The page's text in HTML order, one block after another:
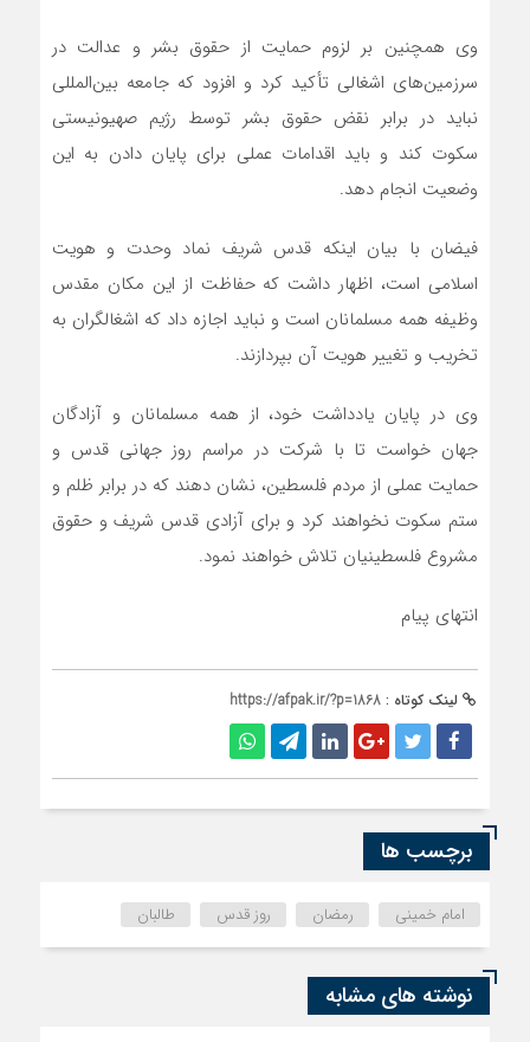
وی همچنین بر لزوم حمایت از حقوق بشر و عدالت در
سرزمین‌های اشغالی تأکید کرد و افزود که جامعه بین‌المللی
نباید در برابر نقض حقوق بشر توسط رژیم صهیونیستی
سکوت کند و باید اقدامات عملی برای پایان دادن به این
وضعیت انجام دهد.
فیضان با بیان اینکه قدس شریف نماد وحدت و هویت
اسلامی است، اظهار داشت که حفاظت از این مکان مقدس
وظیفه همه مسلمانان است و نباید اجازه داد که اشغالگران به
تخریب و تغییر هویت آن بپردازند.
وی در پایان یادداشت خود، از همه مسلمانان و آزادگان
جهان خواست تا با شرکت در مراسم روز جهانی قدس و
حمایت عملی از مردم فلسطین، نشان دهند که در برابر ظلم و
ستم سکوت نخواهند کرد و برای آزادی قدس شریف و حقوق
مشروع فلسطینیان تلاش خواهند نمود.
انتهای پیام
لینک کوتاه : https://afpak.ir/?p=1868
برچسب ها
امام خمینی رمضان روز قدس طالبان
نوشته های مشابه